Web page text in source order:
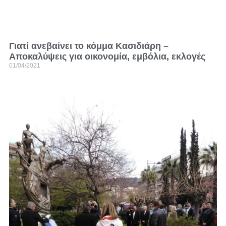
Γιατί ανεβαίνει το κόμμα Κασιδιάρη –
Aποκαλύψεις για οικονομία, εμβόλια, εκλογές
01/04/2021